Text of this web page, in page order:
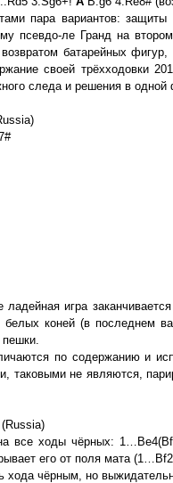
пара вариантов:
псевдо-ле Гранд на
батарейных фигур,
своей трёхходовки
следа и решения в одной
игра
коней (в последнем
по содержанию и
таковыми не являются,
все ходы чёрных:
его от поля мата
хода чёрным, но